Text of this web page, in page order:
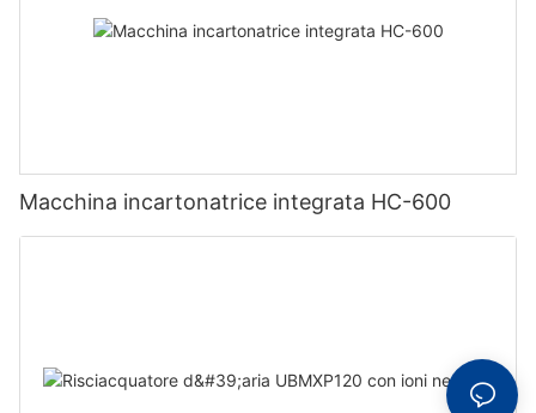
Macchina incartonatrice integrata HC-600